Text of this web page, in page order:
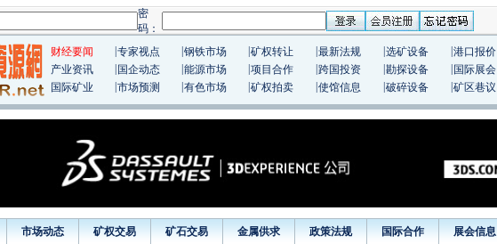
财经要闻 专家视点 钢铁市场 矿权转让 最新法规 选矿设备 港口报价
产业资讯
国企动态 能源市场 项目合作 跨国投资 勘探设备 国际展会
国际矿业
市场预测 有色市场 矿权拍卖 使馆信息 破碎设备 矿区巷议
市场动态 矿权交易 矿石交易 金属供求 政策法规 国际合作 展会信息